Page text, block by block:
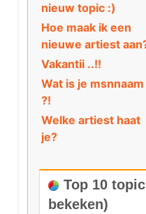
nieuw topic :)
Hoe maak ik een
nieuwe artiest
Vakantii ..!!
Wat is je msnnaam
?!
Welke artiest haat
je?
Top 10
bekeken)